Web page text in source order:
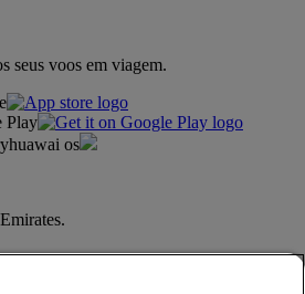
seus voos em viagem.
Play
huawai os